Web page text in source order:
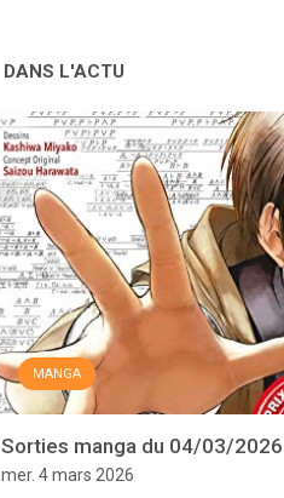
DANS L'ACTU
MANGA
Sorties manga du 04/03/2026
mer. 4 mars 2026